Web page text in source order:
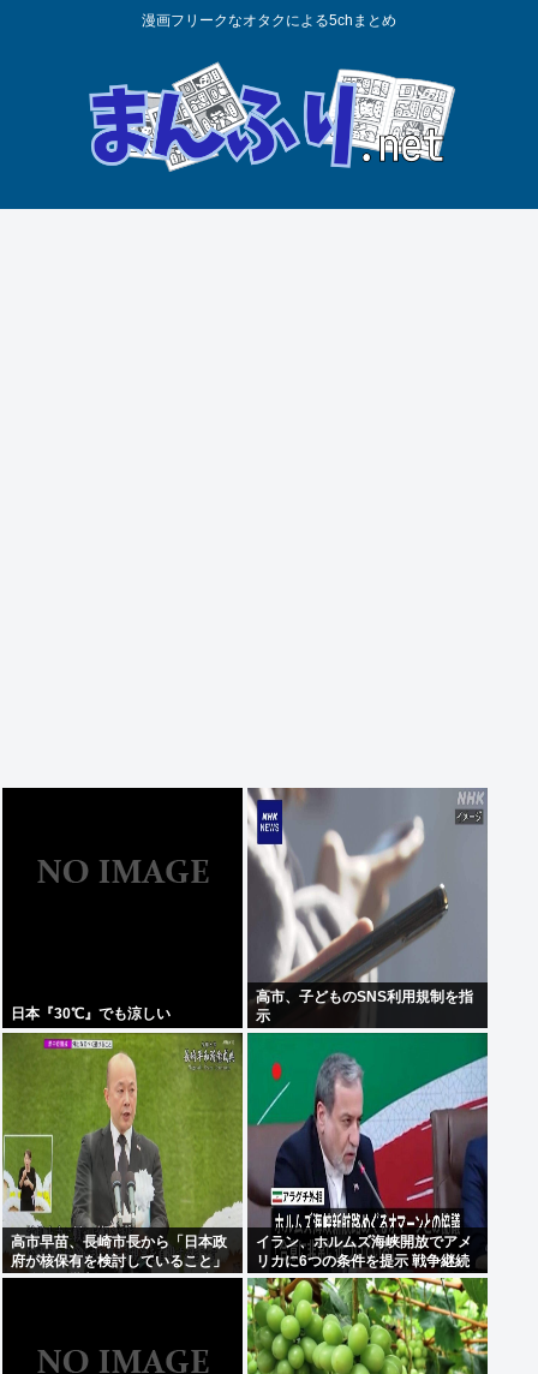
漫画フリークなオタクによる5chまとめ
日本『30℃』でも涼しい
高市、子どものSNS利用規制を指
示
高市早苗、長崎市長から「日本政
府が核保有を検討していること」
を公然と批判され思いっきり睨み
イラン、ホルムズ海峡開放でアメ
リカに6つの条件を提示 戦争継続
へ